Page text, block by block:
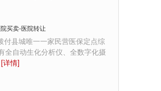
买卖-医院转让
付县城唯一一家民营医保定点综
自动生化分析仪、全数字化摄
[详情]